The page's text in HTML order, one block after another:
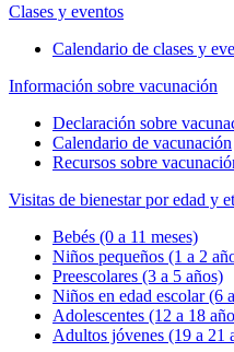
Clases y eventos
Calendario de clases y
Información sobre vacunación
Declaración sobre
Calendario de vacunación
Recursos sobre
Visitas de bienestar por edad y
Bebés (0 a 11 meses)
Niños pequeños (1 a 2
Preescolares (3 a 5 años)
Niños en edad escolar (6
Adolescentes (12 a 18
Adultos jóvenes (19 a 21